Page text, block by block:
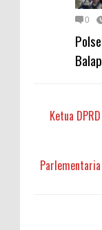
0
Ketua